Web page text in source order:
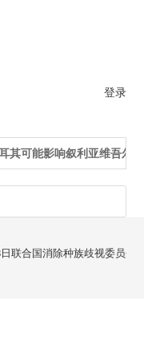
登录
其可能影响叙利亚维吾尔人
联合国消除种族歧视委员会